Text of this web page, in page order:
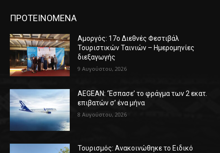
ΠΡΟΤΕΙΝΟΜΕΝΑ
Αμοργός: 17ο Διεθνές Φεστιβάλ
Τουριστικών Ταινιών – Ημερομηνίες
διεξαγωγής
9 Αυγούστου, 2026
AEGEAN: ‘Έσπασε’ το φράγμα των 2 εκατ.
επιβατών σ’ ένα μήνα
8 Αυγούστου, 2026
Τουρισμός: Ανακοινώθηκε το Ειδικό